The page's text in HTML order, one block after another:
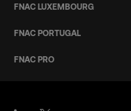
FNAC LUXEMBOURG
FNAC PORTUGAL
FNAC PRO